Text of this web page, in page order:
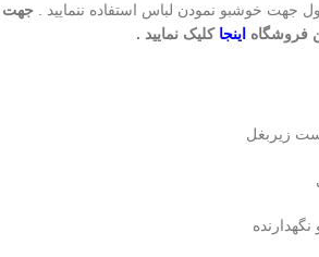
جهت خوشبو نمودن لباس استفاده ننمایید . جهت
فروشگاه اینجا کلیک نمایید .